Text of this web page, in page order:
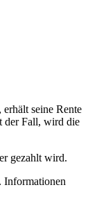
seine Rente
der Fall, wird die
gezahlt wird.
Informationen